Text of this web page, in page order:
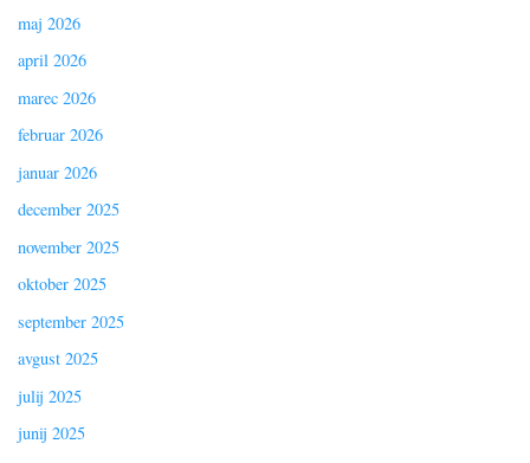
maj 2026
april 2026
marec 2026
februar 2026
januar 2026
december 2025
november 2025
oktober 2025
september 2025
avgust 2025
julij 2025
junij 2025